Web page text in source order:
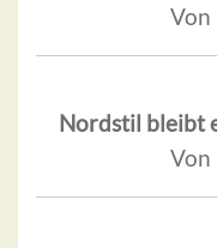
Von
Nordstil bleibt
Von